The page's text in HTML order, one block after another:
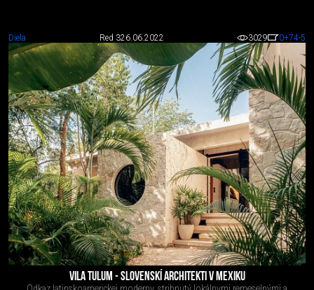
Diela Red 326.06.2022 3029 0+74-5
VILA TULUM - SLOVENSKÍ ARCHITEKTI V MEXIKU